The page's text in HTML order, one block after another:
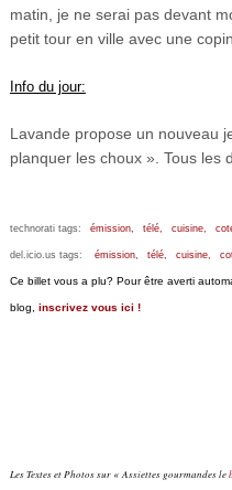
matin, je ne serai pas devant
petit tour en ville avec une
Info du jour:
Lavande propose un nouveau
planquer les choux ». Tous les
technorati tags: émission, télé, cuisine,
del.icio.us tags: émission, télé, cuisine,
Ce billet vous a plu? Pour être averti
blog, inscrivez vous ici !
Les Textes et Photos sur « Assiettes gourmandes le